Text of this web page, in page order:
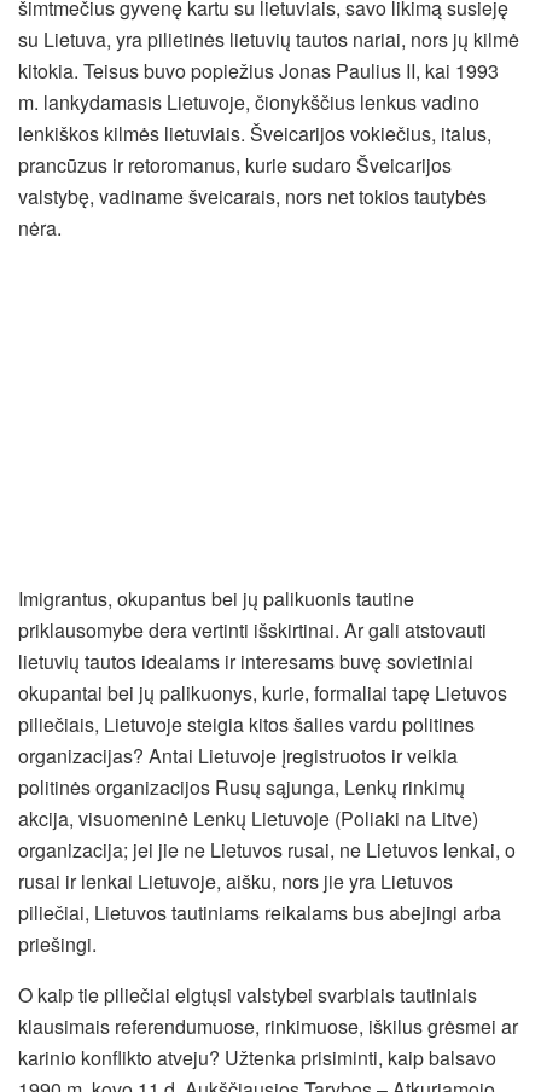
šimtmečius gyvenę kartu su lietuviais, savo likimą susieję
su Lietuva, yra pilietinės lietuvių tautos nariai, nors jų kilmė
kitokia. Teisus buvo popiežius Jonas Paulius II, kai 1993
m. lankydamasis Lietuvoje, čionykščius lenkus vadino
lenkiškos kilmės lietuviais. Šveicarijos vokiečius, italus,
prancūzus ir retoromanus, kurie sudaro Šveicarijos
valstybę, vadiname šveicarais, nors net tokios tautybės
nėra.
Imigrantus, okupantus bei jų palikuonis tautine
priklausomybe dera vertinti išskirtinai. Ar gali atstovauti
lietuvių tautos idealams ir interesams buvę sovietiniai
okupantai bei jų palikuonys, kurie, formaliai tapę Lietuvos
piliečiais, Lietuvoje steigia kitos šalies vardu politines
organizacijas? Antai Lietuvoje įregistruotos ir veikia
politinės organizacijos Rusų sąjunga, Lenkų rinkimų
akcija, visuomeninė Lenkų Lietuvoje (Poliaki na Litve)
organizacija; jei jie ne Lietuvos rusai, ne Lietuvos lenkai, o
rusai ir lenkai Lietuvoje, aišku, nors jie yra Lietuvos
piliečiai, Lietuvos tautiniams reikalams bus abejingi arba
priešingi.
O kaip tie piliečiai elgtųsi valstybei svarbiais tautiniais
klausimais referendumuose, rinkimuose, iškilus grėsmei ar
karinio konflikto atveju? Užtenka prisiminti, kaip balsavo